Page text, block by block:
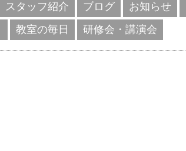
スタッフ紹介 ブログ お知らせ
教室の毎日 研修会・講演会